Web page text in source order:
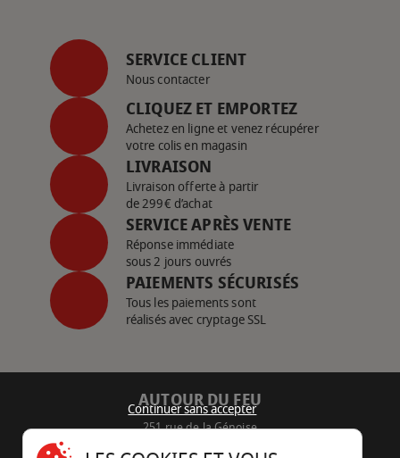
SERVICE CLIENT
Nous contacter
CLIQUEZ ET EMPORTEZ
Achetez en ligne et venez récupérer
votre colis en magasin
LIVRAISON
Livraison offerte à partir
de 299€ d’achat
SERVICE APRÈS VENTE
Réponse immédiate
sous 2 jours ouvrés
PAIEMENTS SÉCURISÉS
Tous les paiements sont
réalisés avec cryptage SSL
AUTOUR DU FEU
251 rue de la Génoise
Continuer sans accepter